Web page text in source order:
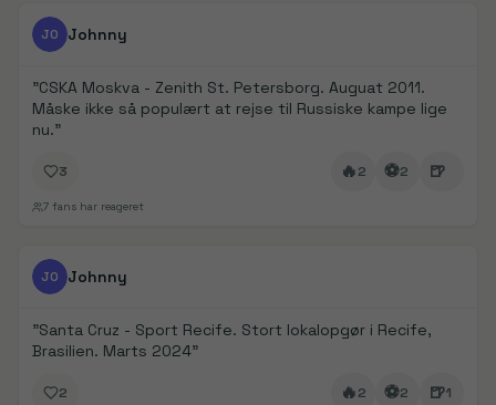
FanDays bidrag
JO Johnny
"CSKA Moskva - Zenith St. Petersborg. Auguat 2011.
Måske ikke så populært at rejse til Russiske kampe lige
nu."
3 🔥2 ⚽2 🍺
7 fans har reageret
FanDays bidrag
JO Johnny
"Santa Cruz - Sport Recife. Stort lokalopgør i Recife,
Brasilien. Marts 2024"
2 🔥2 ⚽2 🍺1